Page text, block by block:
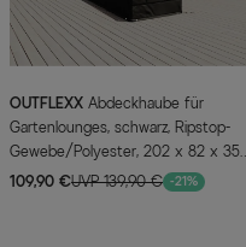
OUTFLEXX
Gartenlounges, schwarz, Ripstop-
Gewebe/Polyester, 202 x 82 x 35
cm, wasserabweisend, mit
109,90 €UVP 139,90 € -21%